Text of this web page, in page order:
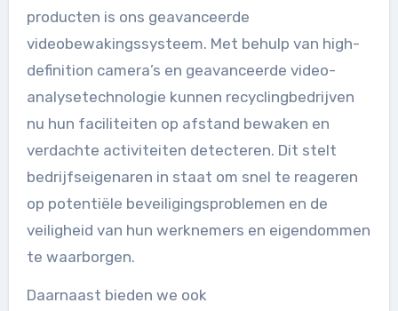
producten is ons geavanceerde
videobewakingssysteem. Met behulp van high-
definition camera’s en geavanceerde video-
analysetechnologie kunnen recyclingbedrijven
nu hun faciliteiten op afstand bewaken en
verdachte activiteiten detecteren. Dit stelt
bedrijfseigenaren in staat om snel te reageren
op potentiële beveiligingsproblemen en de
veiligheid van hun werknemers en eigendommen
te waarborgen.
Daarnaast bieden we ook